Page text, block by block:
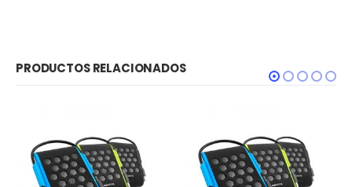
PRODUCTOS RELACIONADOS